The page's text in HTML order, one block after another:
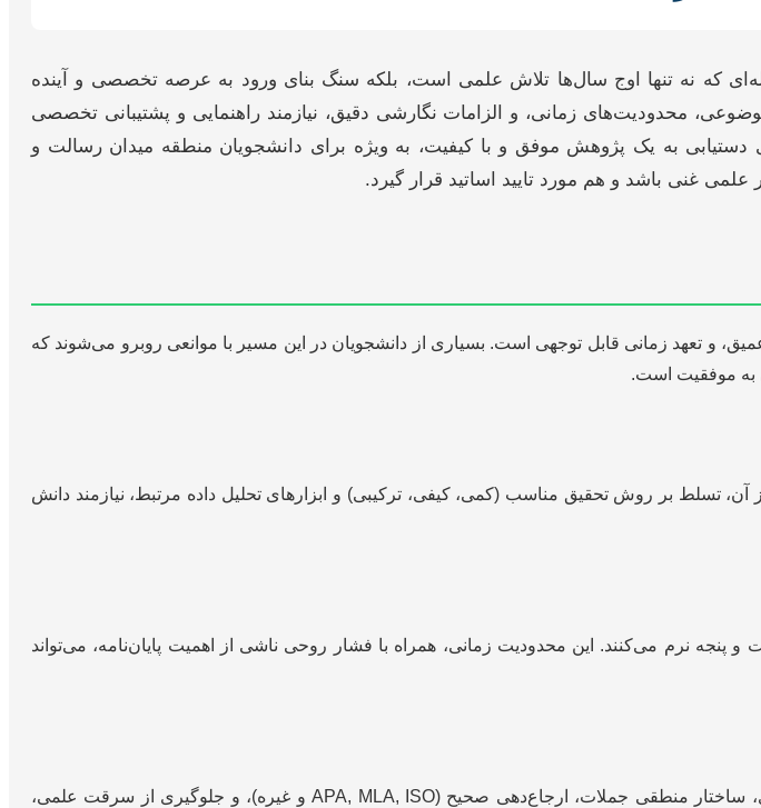
که نه تنها اوج سال‌ها تلاش علمی است، بلکه سنگ بنای ورود به عرصه تخصصی و آینده
محدودیت‌های زمانی، و الزامات نگارشی دقیق، نیازمند راهنمایی و پشتیبانی تخصصی
دستیابی به یک پژوهش موفق و با کیفیت، به ویژه برای دانشجویان منطقه میدان رسالت و
غنی باشد و هم مورد تایید اساتید قرار گیرد.
و تعهد زمانی قابل توجهی است. بسیاری از دانشجویان در این مسیر با موانعی روبرو می‌شوند که
به موفقیت است.
تسلط بر روش تحقیق مناسب (کمی، کیفی، ترکیبی) و ابزارهای تحلیل داده مرتبط، نیازمند دانش
نرم می‌کنند. این محدودیت زمانی، همراه با فشار روحی ناشی از اهمیت پایان‌نامه، می‌تواند
نگارش علمی نیازمند سبک خاصی است که با نگارش روزمره تفاوت دارد. رعایت اصول گرامری، ساختار منطقی جملات، ارجاع‌دهی صحیح (APA, MLA, ISO و غیره)، و جلوگیری از سرقت علمی،